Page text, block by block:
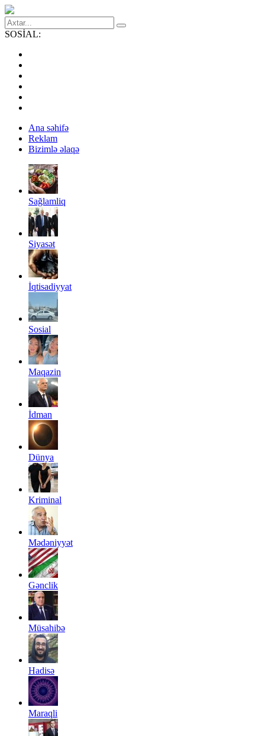
SOSİAL:
Ana səhifə
Reklam
Bizimlə əlaqə
Sağlamliq
Siyasət
İqtisadiyyat
Sosial
Maqazin
İdman
Dünya
Kriminal
Mədəniyyət
Gənclik
Müsahibə
Hadisə
Maraqli